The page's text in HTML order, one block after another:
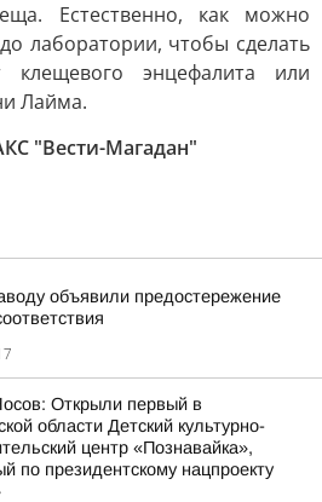
Естественно, как можно
лаборатории, чтобы сделать
энцефалита или
Лайма.
"Вести-Магадан"
объявили предостережение
Открыли первый в
области Детский культурно-
центр «Познавайка»,
по президентскому нацпроекту